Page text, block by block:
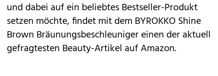
und dabei auf ein beliebtes Bestseller-Produkt
setzen möchte, findet mit dem BYROKKO Shine
Brown Bräunungsbeschleunigereinen der aktuell
gefragtesten Beauty-Artikel auf Amazon.